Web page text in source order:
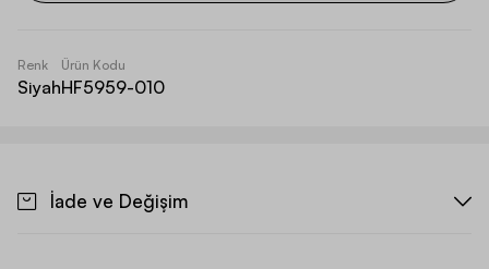
Renk
Siyah
Ürün Kodu
HF5959-010
İade ve Değişim